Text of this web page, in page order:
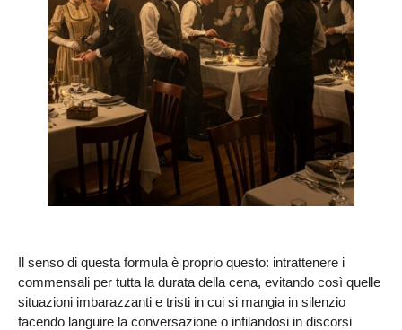
Il senso di questa formula è proprio questo: intrattenere i
commensali per tutta la durata della cena, evitando così quelle
situazioni imbarazzanti e tristi in cui si mangia in silenzio
facendo languire la conversazione o infilandosi in discorsi